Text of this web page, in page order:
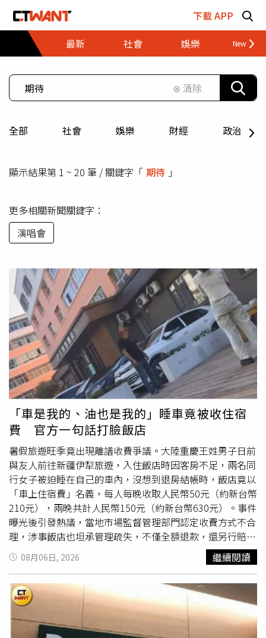
下載 APP
最新
社會 娛樂 財經
⊗ 清除
全部 社會 娛樂 財經 政治
顯示結果第 1 ~ 20 筆 / 關鍵字「 期待 」
更多相關新聞關鍵字：
演唱會
「車是我的、油也是我的」睡車竟被收住宿
費 官方一句話打臉飯店
暑假旅遊旺季竟出現離譜收費爭議。大陸重慶王姓男子日前
與友人前往新疆伊犁旅遊，入住飯店時因客房不足，兩名同
行女子被迫睡在自己的車內，沒想到退房結帳時，飯店竟以
「車上住宿費」名義，每人每晚收取人民幣50元（約新台幣
210元），兩晚共計人民幣150元（約新台幣630元）。事件
曝光後引發熱議，當地市場監督管理部門認定收費方式不合
理，涉事飯店也坦承管理疏失，不僅全額退款，還另行賠償
人民幣1000元（約新台幣4200元）。涉事飯店事後承認管
理疏失，不僅退還150元人民幣住宿費，也額外賠償1000元
人民幣。（圖／翻攝自錢江晚報）綜合《重慶晨報》等陸媒
報導，王先生一行人7月27日晚間11時許，歷經長途車程後
抵達新疆伊犁哈薩克自治州伊寧市的伊美臻選酒店，原本期
待好好休息，卻碰上暑假旅遊旺季，飯店僅剩一間每晚人民
08月06日, 2026 繼續閱讀